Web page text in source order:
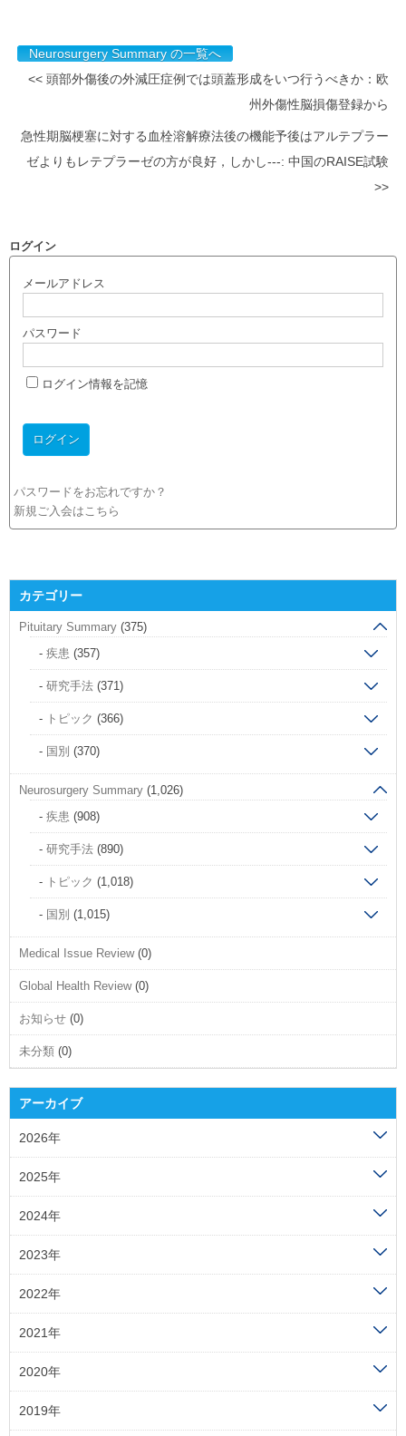
Neurosurgery Summary の一覧へ
<< 頭部外傷後の外減圧症例では頭蓋形成をいつ行うべきか：欧
州外傷性脳損傷登録から
急性期脳梗塞に対する血栓溶解療法後の機能予後はアルテプラー
ゼよりもレテプラーゼの方が良好，しかし---: 中国のRAISE試験
>>
ログイン
メールアドレス
パスワード
ログイン情報を記憶
パスワードをお忘れですか？
新規ご入会はこちら
カテゴリー
Pituitary Summary (375)
疾患 (357)
研究手法 (371)
トピック (366)
国別 (370)
Neurosurgery Summary (1,026)
疾患 (908)
研究手法 (890)
トピック (1,018)
国別 (1,015)
Medical Issue Review(0)
Global Health Review(0)
お知らせ (0)
未分類 (0)
アーカイブ
2026年
2025年
2024年
2023年
2022年
2021年
2020年
2019年